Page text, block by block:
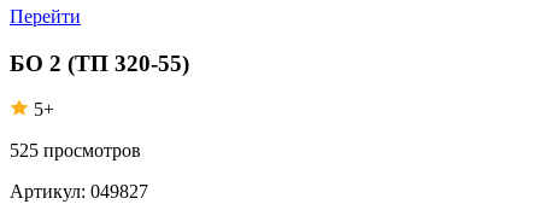
Перейти
БО 2 (ТП 320-55)
5+
525 просмотров
Артикул: 049827